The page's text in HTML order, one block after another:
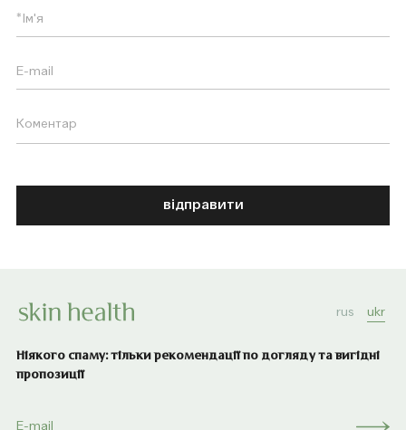
відправити
rus ukr
Ніякого спаму: тільки рекомендації по догляду та вигідні
пропозиції